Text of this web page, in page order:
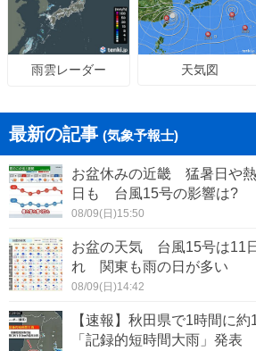
雨雲レーダー 天気図
最新の記事 (気象予報士)
お盆休みの近畿 猛暑日や
日も 台風15号の影響は?
08/09(日)15:50
お盆の天気 台風15号は11
れ 関東も雨の日が多い
08/09(日)14:42
【速報】秋田県で1時間に
「記録的短時間大雨」発表